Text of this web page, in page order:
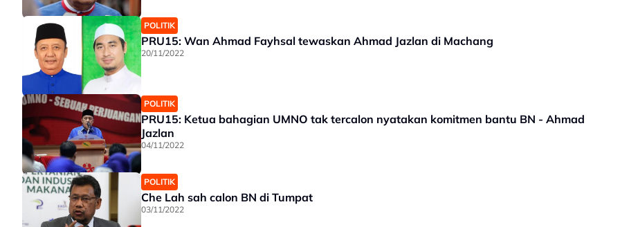
POLITIK
PRU15: Wan Ahmad Fayhsal tewaskan Ahmad Jazlan di Machang
20/11/2022
POLITIK
PRU15: Ketua bahagian UMNO tak tercalon nyatakan komitmen bantu BN - Ahmad
Jazlan
04/11/2022
POLITIK
Che Lah sah calon BN di Tumpat
03/11/2022